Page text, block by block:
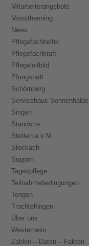
Mitarbeiterangebote
Moosthenning
News
Pflegefachhelfer
Pflegefachkraft
Pflegeleitbild
Pfungstadt
Schömberg
Servicehaus Sonnenhalde
Singen
Standorte
Stetten a.k.M.
Stockach
Support
Tagespflege
Teilnahmebedingungen
Tengen
Trochtelfingen
Über uns
Westerheim
Zahlen – Daten – Fakten